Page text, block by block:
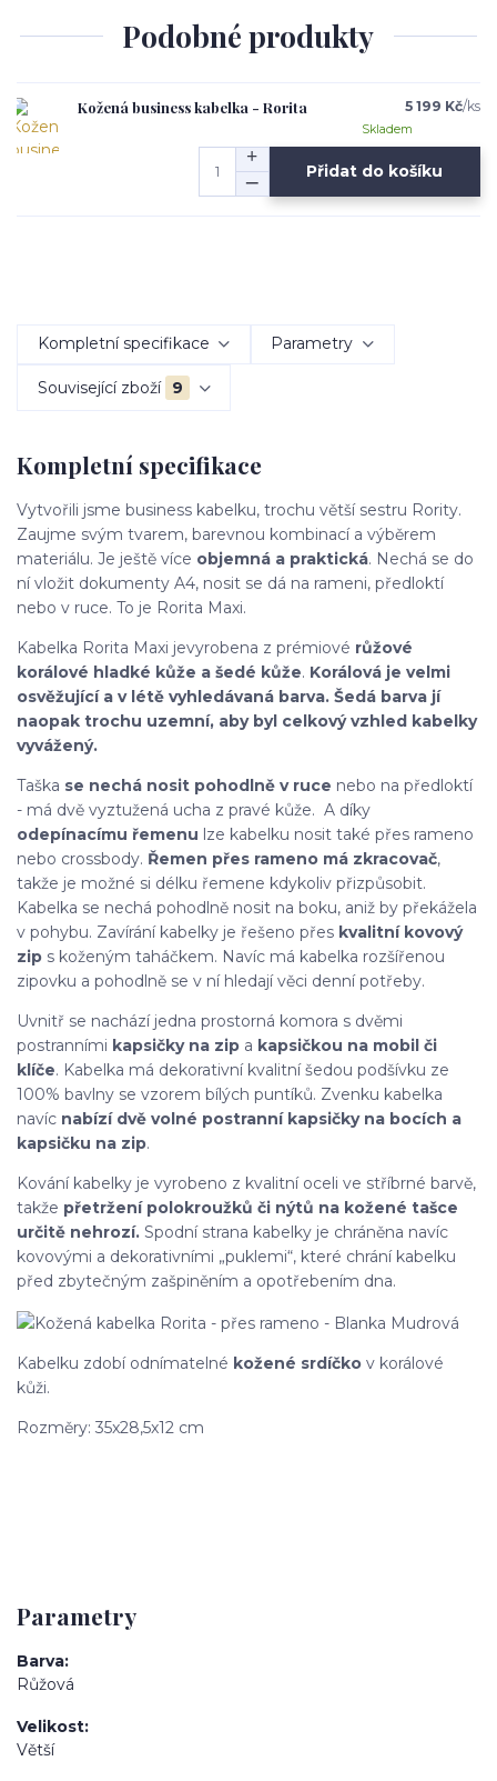
Podobné produkty
Kožená business kabelka - Rorita 5 199 Kč/ks
Skladem
Přidat do košíku
Kompletní specifikace Parametry
Související zboží 9
Kompletní specifikace
Vytvořili jsme business kabelku, trochu větší sestru Rority.
Zaujme svým tvarem, barevnou kombinací a výběrem
materiálu. Je ještě více objemná a praktická. Nechá se do
ní vložit dokumenty A4, nosit se dá na rameni, předloktí
nebo v ruce. To je Rorita Maxi.
Kabelka Rorita Maxi jevyrobena z prémiové růžové
korálové hladké kůže a šedé kůže. Korálová je velmi
osvěžující a v létě vyhledávaná barva. Šedá barva jí
naopak trochu uzemní, aby byl celkový vzhled kabelky
vyvážený.
Taška se nechá nosit pohodlně v ruce nebo na předloktí
- má dvě vyztužená ucha z pravé kůže. A díky
odepínacímu řemenu lze kabelku nosit také přes rameno
nebo crossbody. Řemen přes rameno má zkracovač,
takže je možné si délku řemene kdykoliv přizpůsobit.
Kabelka se nechá pohodlně nosit na boku, aniž by překážela
v pohybu. Zavírání kabelky je řešeno přes kvalitní kovový
zip s koženým taháčkem. Navíc má kabelka rozšířenou
zipovku a pohodlně se v ní hledají věci denní potřeby.
Uvnitř se nachází jedna prostorná komora s dvěmi
postranními kapsičky na zip a kapsičkou na mobil či
klíče. Kabelka má dekorativní kvalitní šedou podšívku ze
100% bavlny se vzorem bílých puntíků. Zvenku kabelka
navíc nabízí dvě volné postranní kapsičky na bocích a
kapsičku na zip.
Kování kabelky je vyrobeno z kvalitní oceli ve stříbrné barvě,
takže přetržení polokroužků či nýtů na kožené tašce
určitě nehrozí. Spodní strana kabelky je chráněna navíc
kovovými a dekorativními „puklemi“, které chrání kabelku
před zbytečným zašpiněním a opotřebením dna.
Kabelku zdobí odnímatelné kožené srdíčko v korálové
kůži.
Rozměry: 35x28,5x12 cm
Parametry
Barva
Růžová
Velikost
Větší